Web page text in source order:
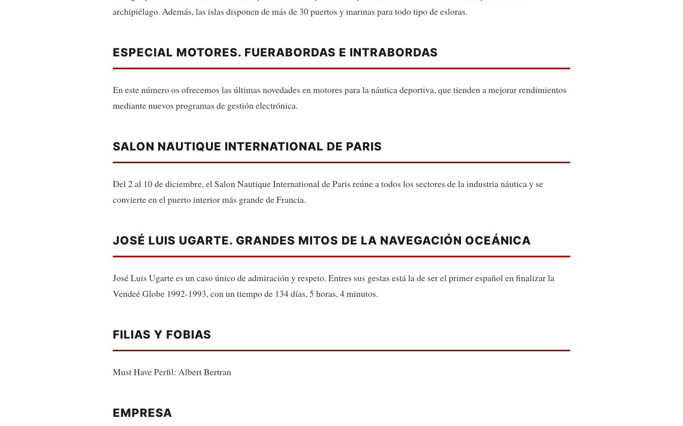
archipiélago. Además, las islas disponen de más de 30 puertos y marinas para todo tipo de esloras.
ESPECIAL MOTORES. FUERABORDAS E INTRABORDAS
En este número os ofrecemos las últimas novedades en motores para la náutica deportiva, que tienden a mejorar rendimientos
mediante nuevos programas de gestión electrónica.
SALON NAUTIQUE INTERNATIONAL DE PARIS
Del 2 al 10 de diciembre, el Salon Nautique International de Paris reúne a todos los sectores de la industria náutica y se
convierte en el puerto interior más grande de Francia.
JOSÉ LUIS UGARTE. GRANDES MITOS DE LA NAVEGACIÓN OCEÁNICA
José Luis Ugarte es un caso único de admiración y respeto. Entres sus gestas está la de ser el primer español en finalizar la
Vendeé Globe 1992-1993, con un tiempo de 134 días, 5 horas, 4 minutos.
FILIAS Y FOBIAS
Must Have Perfil: Albert Bertran
EMPRESA